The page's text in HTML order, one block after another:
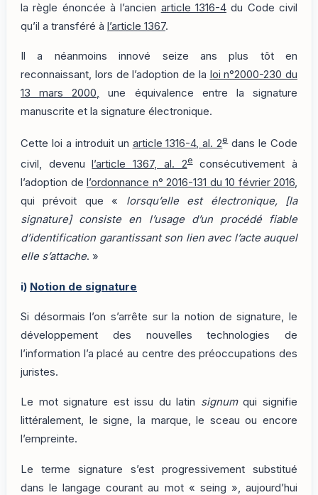
la règle énoncée à l’ancien article 1316-4 du Code civil
qu’il a transféré à l’article 1367.
Il a néanmoins innové seize ans plus tôt en
reconnaissant, lors de l’adoption de la loi n°2000-230 du
13 mars 2000, une équivalence entre la signature
manuscrite et la signature électronique.
Cette loi a introduit un article 1316-4, al. 2edans le Code
civil, devenu
l’article 1367, al. 2econsécutivement à
l’adoption de l’ordonnance n° 2016-131 du 10 février 2016,
qui prévoit que « lorsqu’elle est électronique, [la
signature] consiste en l’usage d’un procédé fiable
d’identification garantissant son lien avec l’acte auquel
elle s’attache. »
i) Notion de signature
Si désormais l’on s’arrête sur la notion de signature, le
développement des nouvelles technologies de
l’information l’a placé au centre des préoccupations des
juristes.
Le mot signature est issu du latin signumqui signifie
littéralement, le signe, la marque, le sceau ou encore
l’empreinte.
Le terme signature s’est progressivement substitué
dans le langage courant au mot « seing », aujourd’hui